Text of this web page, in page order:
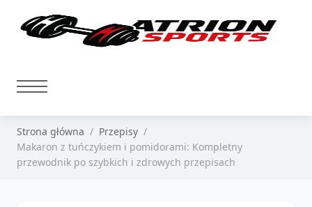
Strona główna
Przepisy
Makaron z tuńczykiem i pomidorami: Kompletny
przewodnik po szybkich i zdrowych przepisach